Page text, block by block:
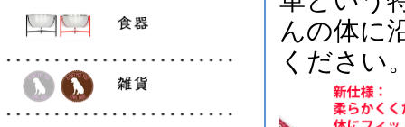
んの体に
ください